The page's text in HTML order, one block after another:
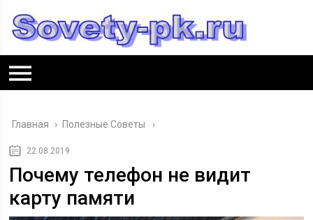
Главная › Полезные Советы
22.08.2019
Почему телефон не видит
карту памяти